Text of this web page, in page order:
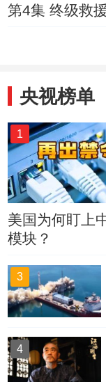
第4集 终级救援
央视榜单
1
美国为何盯上
模块？
3
4